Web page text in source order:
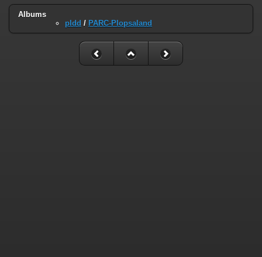
Albums
pldd / PARC-Plopsaland